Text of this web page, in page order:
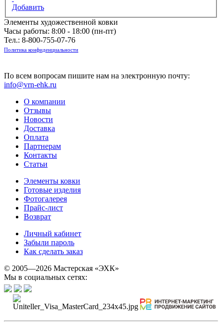
Добавить
Элементы художественной ковки
Часы работы: 8:00 - 18:00 (пн-пт)
Тел.: 8-800-755-07-76
Политика конфиденциальности
По всем вопросам пишите нам на электронную почту:
info@vrn-ehk.ru
О компании
Отзывы
Новости
Доставка
Оплата
Партнерам
Контакты
Статьи
Элементы ковки
Готовые изделия
Фотогалерея
Прайс-лист
Возврат
Личный кабинет
Забыли пароль
Как сделать заказ
© 2005—2026 Мастерская «ЭХК»
Мы в социальных сетях: